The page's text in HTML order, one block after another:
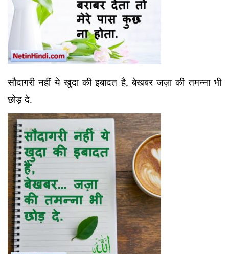
सौदागरी नहीं ये खुदा की इबादत है, बेखबर जज़ा की तमन्ना भी
छोड़ दे.